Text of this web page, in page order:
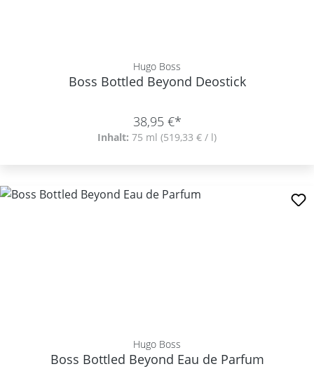
Hugo Boss
Boss Bottled Beyond Deostick
38,95 €*
Inhalt: 75 ml (519,33 € / l)
Hugo Boss
Boss Bottled Beyond Eau de Parfum